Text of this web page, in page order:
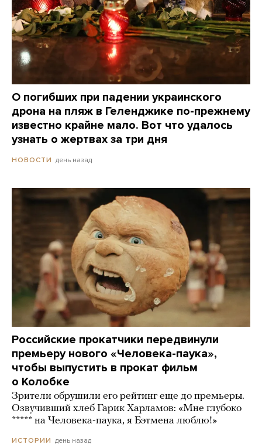
О погибших при падении украинского
дрона на пляж в Геленджике по-прежнему
известно крайне мало. Вот что удалось
узнать о жертвах за три дня
НОВОСТИ день назад
Российские прокатчики передвинули
премьеру нового «Человека-паука»,
чтобы выпустить в прокат фильм
о Колобке
Зрители обрушили его рейтинг еще до премьеры.
Озвучивший хлеб Гарик Харламов: «Мне глубоко
***** на Человека-паука, я Бэтмена люблю!»
ИСТОРИИ день назад